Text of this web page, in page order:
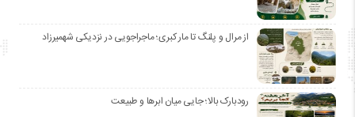
از مرال و پلنگ تا مار کبری؛ ماجراجویی در نزدیکی شهمیرزاد
رودبارک بالا؛ جایی میان ابرها و طبیعت